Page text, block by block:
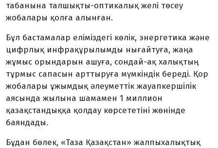
табанына талшықты-оптикалық желі төсеу
жобалары қолға алынған.
Бұл бастамалар еліміздегі көлік, энергетика және
цифрлық инфрақұрылымды нығайтуға, жаңа
жұмыс орындарын ашуға, сондай-ақ халықтың
тұрмыс сапасын арттыруға мүмкіндік береді. Қор
жобалары ұжымдық әлеуметтік жауапкершілік
аясында жылына шамамен 1 миллион
қазақстандыққа қолдау көрсететіні жөнінде
баяндады.
Бұдан бөлек, «Таза Қазақстан» жалпыхалықтық